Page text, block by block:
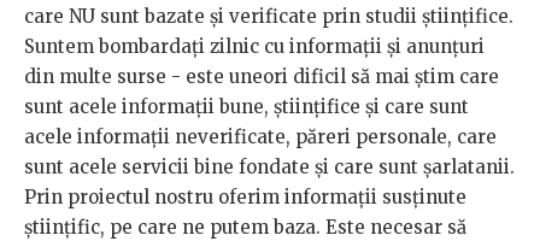
care NU sunt bazate și verificate prin studii științifice.
Suntem bombardați zilnic cu informații și anunțuri
din multe surse - este uneori dificil să mai știm care
sunt acele informații bune, științifice și care sunt
acele informații neverificate, păreri personale, care
sunt acele servicii bine fondate și care sunt șarlatanii.
Prin proiectul nostru oferim informații susținute
științific, pe care ne putem baza. Este necesar să